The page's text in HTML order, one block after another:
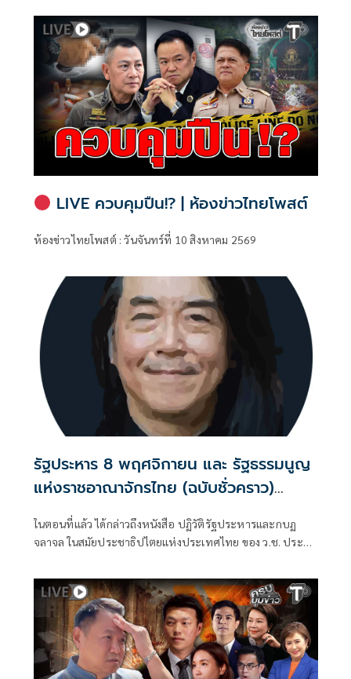
LIVE ควบคุมปืน!? | ห้องข่าวไทยโพสต์
ห้องข่าวไทยโพสต์ : วันจันทร์ที่ 10 สิงหาคม 2569
รัฐประหาร 8 พฤศจิกายน และ รัฐธรรมนูญ
แห่งราชอาณาจักรไทย (ฉบับชั่วคราว)
พุทธศักราช 2490 (ตอนที่ 18): พระราช
หัตถเลขาในหลวงรัชกาลที่ 9 สนับสนุน
ในตอนที่แล้ว ได้กล่าวถึงหนังสือ ปฏิวัติรัฐประหารและกบฏ
จลาจล ในสมัยประชาธิปไตยแห่งประเทศไทย ของ ว.ช. ประสัง